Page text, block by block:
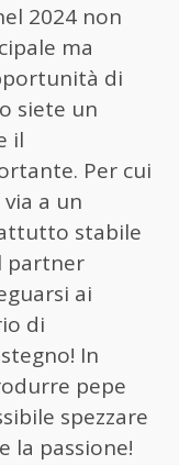
2024 non
ma
di
siete un
il
Per cui
a un
stabile
partner
ai
di
In
pepe
spezzare
la passione!